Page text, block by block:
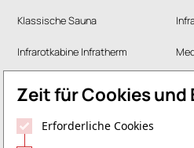
Zeit für Cookies und
Erforderliche Cookies
Klassische Sauna
Infrarotkabine Infratherm